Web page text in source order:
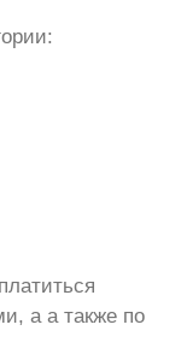
а а также по